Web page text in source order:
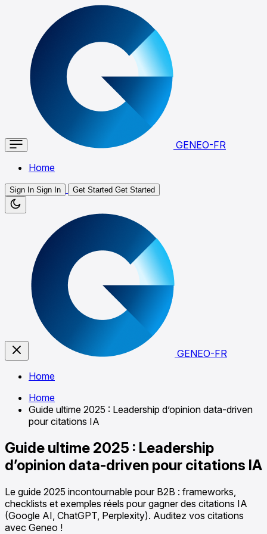
GENEO-FR
Home
Sign In Sign In Get Started Get Started
GENEO-FR
Home
Home
Guide ultime 2025 : Leadership d’opinion data-driven
pour citations IA
Guide ultime 2025 : Leadership
d’opinion data-driven pour citations IA
Le guide 2025 incontournable pour B2B : frameworks,
checklists et exemples réels pour gagner des citations IA
(Google AI, ChatGPT, Perplexity). Auditez vos citations
avec Geneo !